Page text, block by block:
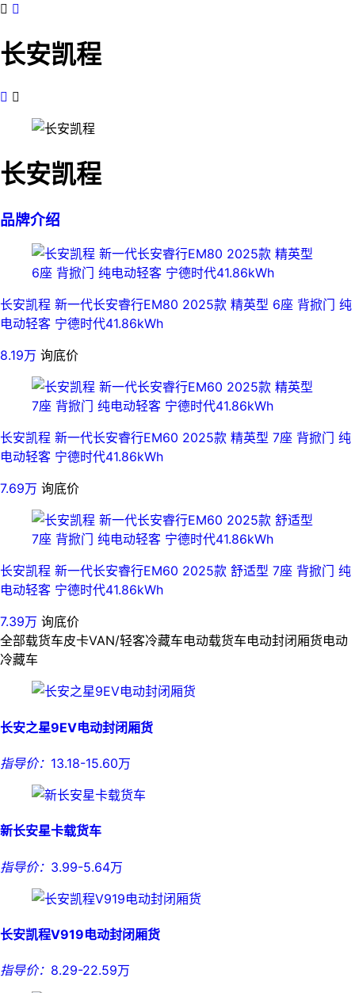
 
长安凯程
 
长安凯程
品牌介绍
长安凯程 新一代长安睿行EM80 2025款 精英型 6座 背掀门 纯
电动轻客 宁德时代41.86kWh
8.19万 询底价
长安凯程 新一代长安睿行EM60 2025款 精英型 7座 背掀门 纯
电动轻客 宁德时代41.86kWh
7.69万 询底价
长安凯程 新一代长安睿行EM60 2025款 舒适型 7座 背掀门 纯
电动轻客 宁德时代41.86kWh
7.39万 询底价
全部载货车皮卡VAN/轻客冷藏车电动载货车电动封闭厢货电动
冷藏车
长安之星9EV电动封闭厢货
指导价： 13.18-15.60万
新长安星卡载货车
指导价： 3.99-5.64万
长安凯程V919电动封闭厢货
指导价： 8.29-22.59万